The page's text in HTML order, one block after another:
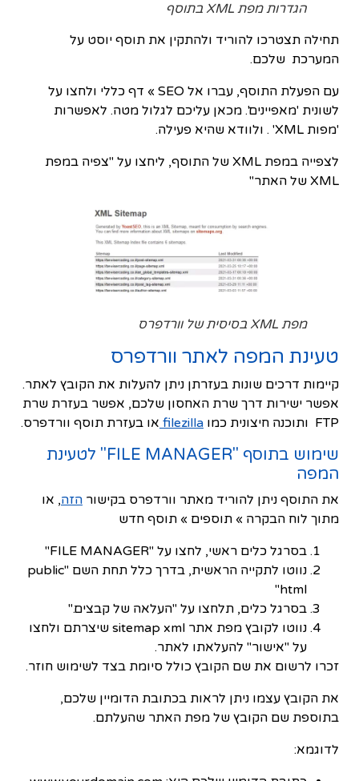
הגדרות מפת XML בתוסף
תחילה תצטרכו להוריד ולהתקין את תוסף יוסט על
המערכת שלכם.
עם הפעלת התוסף, עברו אל SEO » דף כללי ולחצו על
לשונית 'מאפיינים'. מכאן עליכם לגלול מטה. לאפשרות
'מפות XML' . ולוודא שהיא פעילה.
לצפייה במפת XML של התוסף, ליחצו על "צפיה במפת
XML של האתר"
מפת XML בסיסית של וורדפרס
טעינת המפה לאתר וורדפרס
קיימות דרכים שונות בעזרתן ניתן להעלות את הקובץ לאתר.
אפשר ישירות דרך שרת האחסון שלכם, אפשר בעזרת שרת
FTP ותוכנה חיצונית כמו
filezilla או בעזרת תוסף וורדפרס.
שימוש בתוסף "FILE MANAGER" לטעינת
המפה
את התוסף ניתן להוריד מאתר וורדפרס בקישור הזה, או
מתוך לוח הבקרה » תוספים » תוסף חדש
בסרגל כלים ראשי, לחצו על "FILE MANAGER"
נווטו לתקייה הראשית, בדרך כלל תחת השם "public
html"
בסרגל כלים, תלחצו על "העלאה של קבצים."
נווטו לקובץ מפת אתר sitemap xml שיצרתם ולחצו
על "אישור" להעלאתו לאתר.
זכרו לרשום את שם הקובץ כולל סיומת בצד לשימוש חוזר.
את הקובץ עצמו ניתן לראות בכתובת הדומיין שלכם,
בתוספת שם הקובץ של מפת האתר שהעלתם.
לדוגמא: